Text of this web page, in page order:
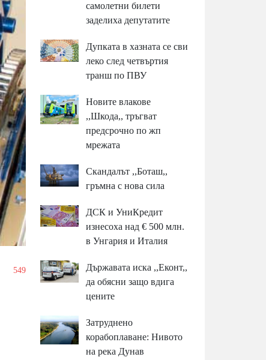
549
самолетни билети
заделиха депутатите
Дупката в хазната се сви
леко след четвъртия
транш по ПВУ
Новите влакове
,,Шкода,, тръгват
предсрочно по жп
мрежата
Скандалът ,,Боташ,,
гръмна с нова сила
ДСК и УниКредит
изнесоха над € 500 млн.
в Унгария и Италия
Държавата иска ,,Еконт,,
да обясни защо вдига
цените
Затруднено
корабоплаване: Нивото
на река Дунав